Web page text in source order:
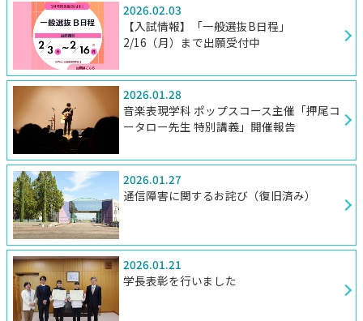
2026.02.03
【入試情報】「一般選抜B日程」
2/16（月）まで出願受付中
2026.01.28
音楽表現学科 ポップスコース主催「押尾コ
ータロー先生 特別講義」開催報告
2026.01.27
通信障害に関するお詫び（復旧済み）
2026.01.21
学長表彰を行いました